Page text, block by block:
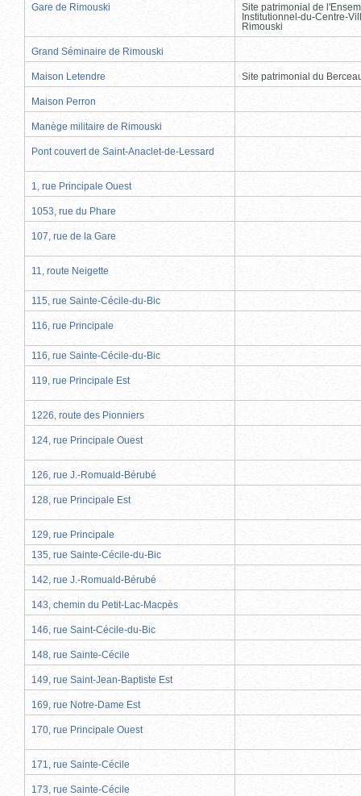
Gare de Rimouski
Site patrimonial de
Institutionnel-du-Centre-
Rimouski
Grand Séminaire de Rimouski
Maison Letendre Site patrimonial du
Maison Perron
Manège militaire de Rimouski
Pont couvert de Saint-Anaclet-de-Lessard
1, rue Principale Ouest
1053, rue du Phare
107, rue de la Gare
11, route Neigette
115, rue Sainte-Cécile-du-Bic
116, rue Principale
116, rue Sainte-Cécile-du-Bic
119, rue Principale Est
1226, route des Pionniers
124, rue Principale Ouest
126, rue J.-Romuald-Bérubé
128, rue Principale Est
129, rue Principale
135, rue Sainte-Cécile-du-Bic
142, rue J.-Romuald-Bérubé
143, chemin du Petit-Lac-Macpès
146, rue Saint-Cécile-du-Bic
148, rue Sainte-Cécile
149, rue Saint-Jean-Baptiste Est
169, rue Notre-Dame Est
170, rue Principale Ouest
171, rue Sainte-Cécile
173, rue Sainte-Cécile